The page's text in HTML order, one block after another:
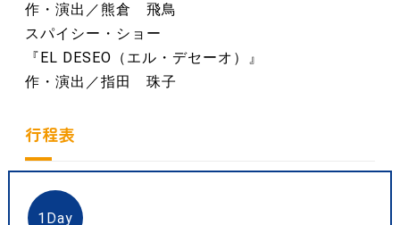
作・演出／熊倉 飛鳥
スパイシー・ショー
『EL DESEO（エル・デセーオ）』
作・演出／指田 珠子
行程表
1